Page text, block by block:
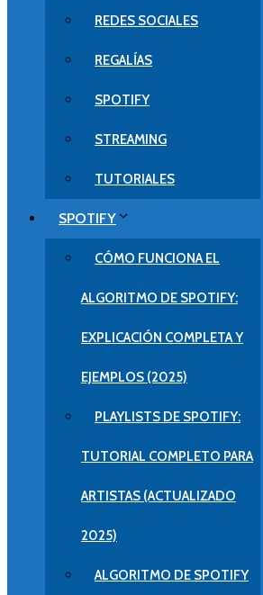
REDES SOCIALES
REGALÍAS
SPOTIFY
STREAMING
TUTORIALES
SPOTIFY
CÓMO FUNCIONA EL
ALGORITMO DE SPOTIFY:
EXPLICACIÓN COMPLETA Y
EJEMPLOS (2025)
PLAYLISTS DE SPOTIFY:
TUTORIAL COMPLETO PARA
ARTISTAS (ACTUALIZADO
2025)
ALGORITMO DE SPOTIFY